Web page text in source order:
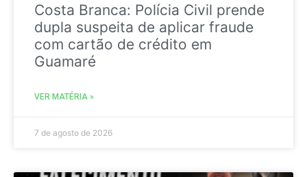
Costa Branca: Polícia Civil prende
dupla suspeita de aplicar fraude
com cartão de crédito em
Guamaré
VER MATÉRIA »
7 de agosto de 2026